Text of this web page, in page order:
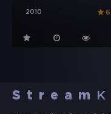
2010
Stream